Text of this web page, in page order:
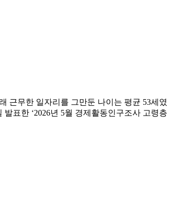
근무한 일자리를 그만둔 나이는 평균 53세였
표한 ‘2026년 5월 경제활동인구조사 고령층